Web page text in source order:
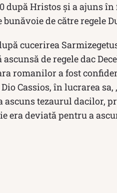
după Hristos și a ajuns
de către regele
cucerirea
de regele dac
romanilor a fost
Cassios, în lucrarea
tezaurul dacilor,
era deviată pentru a